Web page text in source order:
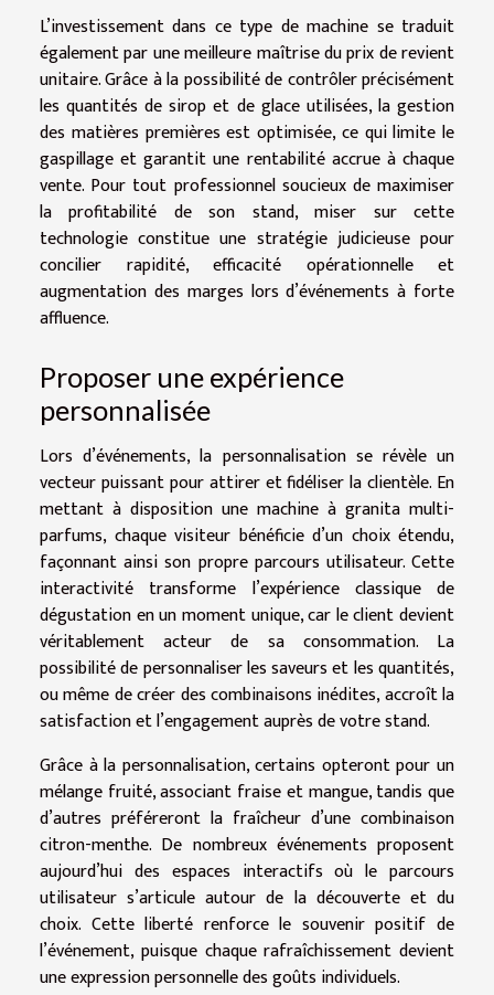
L’investissement dans ce type de machine se traduit
également par une meilleure maîtrise du prix de revient
unitaire. Grâce à la possibilité de contrôler précisément
les quantités de sirop et de glace utilisées, la gestion
des matières premières est optimisée, ce qui limite le
gaspillage et garantit une rentabilité accrue à chaque
vente. Pour tout professionnel soucieux de maximiser
la profitabilité de son stand, miser sur cette
technologie constitue une stratégie judicieuse pour
concilier rapidité, efficacité opérationnelle et
augmentation des marges lors d’événements à forte
affluence.
Proposer une expérience
personnalisée
Lors d’événements, la personnalisation se révèle un
vecteur puissant pour attirer et fidéliser la clientèle. En
mettant à disposition une machine à granita multi-
parfums, chaque visiteur bénéficie d’un choix étendu,
façonnant ainsi son propre parcours utilisateur. Cette
interactivité transforme l’expérience classique de
dégustation en un moment unique, car le client devient
véritablement acteur de sa consommation. La
possibilité de personnaliser les saveurs et les quantités,
ou même de créer des combinaisons inédites, accroît la
satisfaction et l’engagement auprès de votre stand.
Grâce à la personnalisation, certains opteront pour un
mélange fruité, associant fraise et mangue, tandis que
d’autres préféreront la fraîcheur d’une combinaison
citron-menthe. De nombreux événements proposent
aujourd’hui des espaces interactifs où le parcours
utilisateur s’articule autour de la découverte et du
choix. Cette liberté renforce le souvenir positif de
l’événement, puisque chaque rafraîchissement devient
une expression personnelle des goûts individuels.